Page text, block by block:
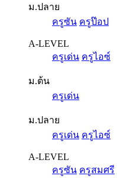
ม.ปลาย
ครูซัน ครูป๊อป
A-LEVEL
ครูเด่น ครูไอซ์
ม.ต้น
ครูเด่น
ม.ปลาย
ครูเด่น ครูไอซ์
A-LEVEL
ครูซัน ครูสมศรี